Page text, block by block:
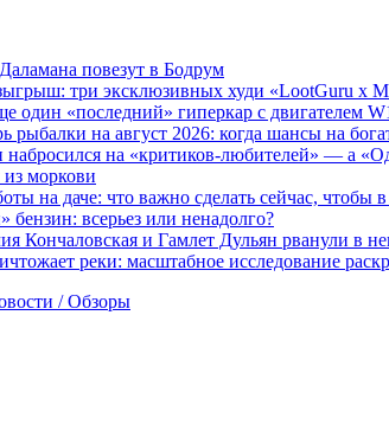
повезут в Бодрум
три эксклюзивных худи «LootGuru х
один «последний» гиперкар с двигателем
рыбалки на август 2026: когда шансы на
на «критиков-любителей» — а
моркови
на даче: что важно сделать сейчас,
бензин: всерьез или ненадолго?
Кончаловская и Гамлет Дульян рванули в
реки: масштабное исследование
/ Обзоры